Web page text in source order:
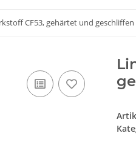
CF53, gehärtet und geschliffen